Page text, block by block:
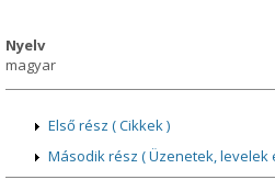
Nyelv
magyar
Első rész ( Cikkek )
Második rész ( Üzenetek, levelek